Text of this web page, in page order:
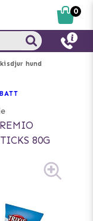
hund
80G
0